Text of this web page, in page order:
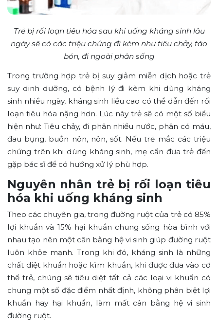
Trẻ bị rối loạn tiêu hóa sau khi uống kháng sinh lâu
ngày sẽ có các triệu chứng đi kèm như tiêu chảy, táo
bón, đi ngoài phân sống
Trong trường hợp trẻ bị suy giảm miễn dịch hoặc trẻ
suy dinh dưỡng, có bệnh lý đi kèm khi dùng kháng
sinh nhiều ngày, kháng sinh liều cao có thể dẫn đến rối
loạn tiêu hóa nặng hơn. Lúc này trẻ sẽ có một số biểu
hiện như: Tiêu chảy, đi phân nhiều nước, phân có máu,
đau bụng, buồn nôn, nôn, sốt. Nếu trẻ mắc các triệu
chứng trên khi dùng kháng sinh, mẹ cần đưa trẻ đến
gặp bác sĩ để có hướng xử lý phù hợp.
Nguyên nhân trẻ bị rối loạn tiêu
hóa khi uống kháng sinh
Theo các chuyên gia, trong đường ruột của trẻ có 85%
lợi khuẩn và 15% hại khuẩn chung sống hòa bình với
nhau tạo nên một cân bằng hệ vi sinh giúp đường ruột
luôn khỏe mạnh. Trong khi đó, kháng sinh là những
chất diệt khuẩn hoặc kìm khuẩn, khi được đưa vào cơ
thể trẻ, chúng sẽ tiêu diệt tất cả các loại vi khuẩn có
chung một số đặc điểm nhất định, không phân biệt lợi
khuẩn hay hại khuẩn, làm mất cân bằng hệ vi sinh
đường ruột.